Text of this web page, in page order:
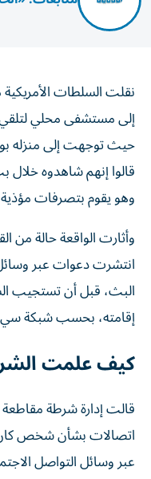
نقلت السلطات
إلى مستشفى محلي لتلقي
حيث توجهت إلى منزله
قالوا إنهم شاهدوه
وهو يقوم بتصرفات
وأثارت الواقعة حالة من
انتشرت دعوات عبر وسائل
البث، قبل أن تستجيب
إقامته، بحسب شبكة
كيف علمت
اتصالات بشأن شخص كان
عبر وسائل التواصل
من تحديد موقع المنزل،